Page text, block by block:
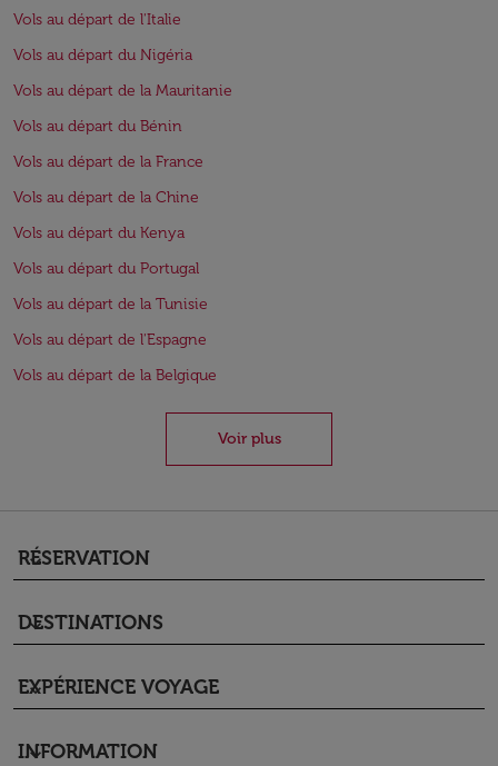
Vols au départ de l'Italie
Vols au départ du Nigéria
Vols au départ de la Mauritanie
Vols au départ du Bénin
Vols au départ de la France
Vols au départ de la Chine
Vols au départ du Kenya
Vols au départ du Portugal
Vols au départ de la Tunisie
Vols au départ de l'Espagne
Vols au départ de la Belgique
Voir plus
RÉSERVATION
keyboard_arrow_down
DESTINATIONS
keyboard_arrow_down
EXPÉRIENCE VOYAGE
keyboard_arrow_down
INFORMATION
keyboard_arrow_down